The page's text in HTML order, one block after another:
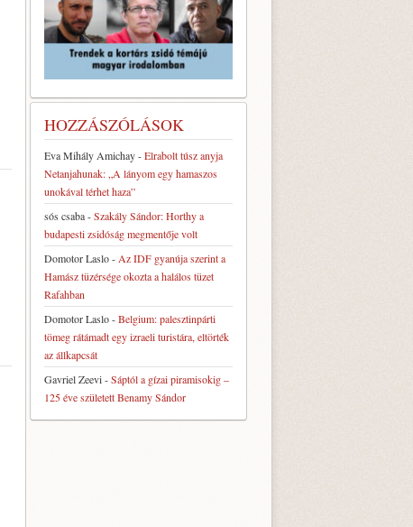
HOZZÁSZÓLÁSOK
Eva Mihály Amichay-Elrabolt túsz anyja
Netanjahunak: „A lányom egy hamaszos
unokával térhet haza”
sós csaba-Szakály Sándor: Horthy a
budapesti zsidóság megmentője volt
Domotor Laslo- Az IDF gyanúja szerint a
Hamász tüzérsége okozta a halálos tüzet
Rafahban
Domotor Laslo-Belgium: palesztinpárti
tömeg rátámadt egy izraeli turistára, eltörték
az állkapcsát
Gavriel Zeevi-Sáptól a gízai piramisokig –
125 éve született Benamy Sándor